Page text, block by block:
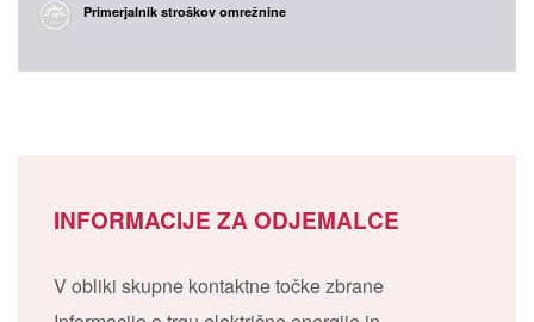
Primerjalnik stroškov omrežnine
INFORMACIJE ZA ODJEMALCE
V obliki skupne kontaktne točke zbrane